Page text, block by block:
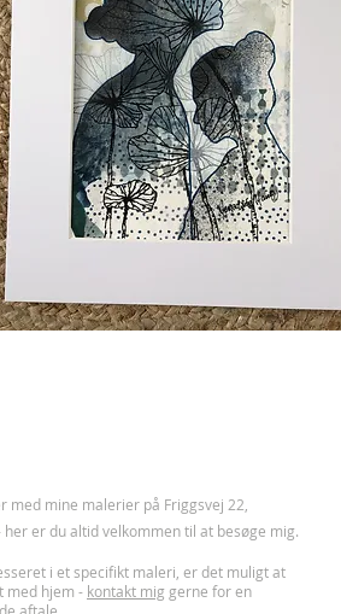
med mine malerier på Friggsvej 22,
her er du altid velkommen til at besøge mig.
i et specifikt maleri, er det muligt at
med hjem - kontakt mig gerne for en